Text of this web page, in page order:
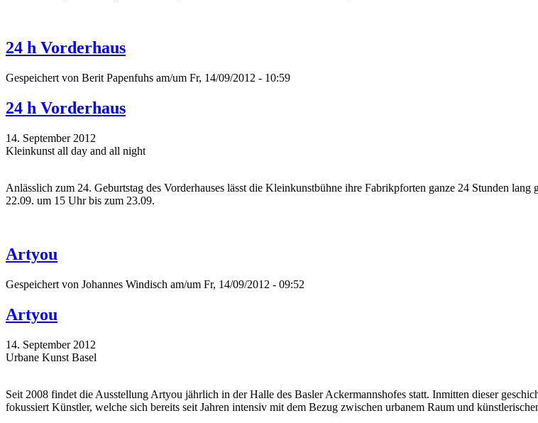
24 h Vorderhaus
Gespeichert von Berit Papenfuhs am/um Fr, 14/09/2012 - 10:59
24 h Vorderhaus
14. September 2012
Kleinkunst all day and all night
Anlässlich zum 24. Geburtstag des Vorderhauses lässt die Kleinkunstbühne ihre Fabrikpforten ganze 24 Stunden
22.09. um 15 Uhr bis zum 23.09.
Artyou
Gespeichert von Johannes Windisch am/um Fr, 14/09/2012 - 09:52
Artyou
14. September 2012
Urbane Kunst Basel
Seit 2008 findet die Ausstellung Artyou jährlich in der Halle des Basler Ackermannshofes statt. Inmitten dieser
fokussiert Künstler, welche sich bereits seit Jahren intensiv mit dem Bezug zwischen urbanem Raum und